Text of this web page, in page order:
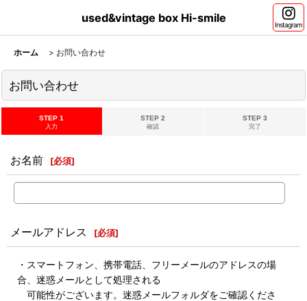
used&vintage box Hi-smile
Instagram
ホーム > お問い合わせ
お問い合わせ
STEP 1
入力
STEP 2
確認
STEP 3
完了
お名前 [必須]
メールアドレス [必須]
・スマートフォン、携帯電話、フリーメールのアドレスの場
合、迷惑メールとして処理される
可能性がございます。迷惑メールフォルダをご確認くださ